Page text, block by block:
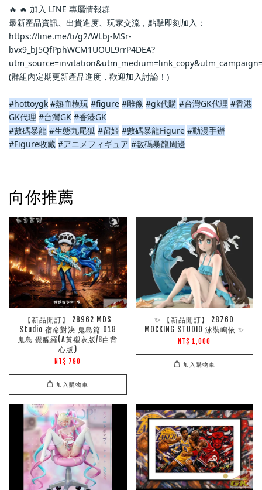
🔥 🔥 加入 LINE 專屬情報群
最新產品資訊、出貨進度、玩家交流，點擊即刻加入：
https://line.me/ti/g2/WLbj-MSr-
bvx9_bJ5QfPphWCM1UOUL9rrP4DEA?
(群組內定期更新產品進度，歡迎加入討論！)
#hottoygk #熱血模玩 #figure #雕像 #gk代購 #台灣GK代理 #香港
GK代理 #台灣GK #香港GK
#數碼暴龍 #生態九尾狐 #留姬 #數碼暴龍Figure #動漫手辦
#Figure收藏 #アニメフィギュア #數碼暴龍周邊
向你推薦
【新品開訂】 28962 MDS
Studio 宿命對決 鬼島篇 018
鬼島 覺醒羅(A黃襯衣版/B白背
心版)
NT$ 790
加入購物車
✨ 【新品開訂】 28760
MOCKING STUDIO 泳裝鳴依 ✨
NT$ 1,000
加入購物車